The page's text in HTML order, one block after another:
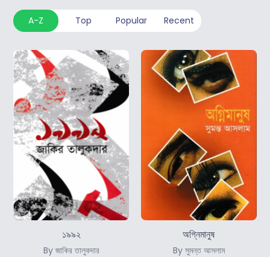
A-Z Top Popular Recent
১৯৯২
By জাকির তালুকদার
অগ্নিমানুষ
By সুমন্ত আসলাম